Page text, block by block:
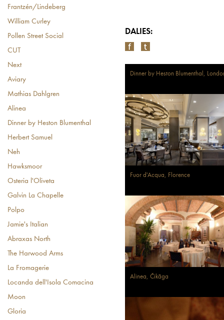
Frantzén/Lindeberg
William Curley
Pollen Street Social
CUT
Next
Aviary
Mathias Dahlgren
Alinea
Dinner by Heston Blumenthal
Herbert Samuel
Neh
Hawksmoor
Osteria l'Oliveta
Galvin La Chapelle
Polpo
Jamie's Italian
Abraxas North
The Harwood Arms
La Fromagerie
Locanda dell'Isola Comacina
Moon
Gloria
DALIES:
Dinner by Heston Blumenthal,
Fuor d'Acqua, Florence
Alinea, Čikāga